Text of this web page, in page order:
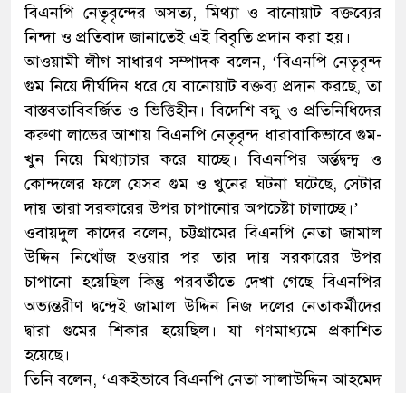
বিএনপি নেতৃবৃন্দের অসত্য, মিথ্যা ও বানোয়াট বক্তব্যের
নিন্দা ও প্রতিবাদ জানাতেই এই বিবৃতি প্রদান করা হয়।
আওয়ামী লীগ সাধারণ সম্পাদক বলেন, ‘বিএনপি নেতৃবৃন্দ
গুম নিয়ে দীর্ঘদিন ধরে যে বানোয়াট বক্তব্য প্রদান করছে, তা
বাস্তবতাবিবর্জিত ও ভিত্তিহীন। বিদেশি বন্ধু ও প্রতিনিধিদের
করুণা লাভের আশায় বিএনপি নেতৃবৃন্দ ধারাবাকিভাবে গুম-
খুন নিয়ে মিথ্যাচার করে যাচ্ছে। বিএনপির অর্ন্তদ্বন্দ্ব ও
কোন্দলের ফলে যেসব গুম ও খুনের ঘটনা ঘটেছে, সেটার
দায় তারা সরকারের উপর চাপানোর অপচেষ্টা চালাচ্ছে।’
ওবায়দুল কাদের বলেন, চট্টগ্রামের বিএনপি নেতা জামাল
উদ্দিন নিখোঁজ হওয়ার পর তার দায় সরকারের উপর
চাপানো হয়েছিল কিন্তু পরবর্তীতে দেখা গেছে বিএনপির
অভ্যন্তরীণ দ্বন্দ্বেই জামাল উদ্দিন নিজ দলের নেতাকর্মীদের
দ্বারা গুমের শিকার হয়েছিল। যা গণমাধ্যমে প্রকাশিত
হয়েছে।
তিনি বলেন, ‘একইভাবে বিএনপি নেতা সালাউদ্দিন আহমেদ